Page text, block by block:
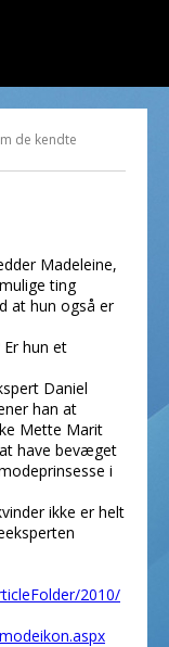
de kendte
Madeleine,
ting
at hun også er
hun et
Daniel
han at
Mette Marit
have bevæget
i
ikke er helt
2010/